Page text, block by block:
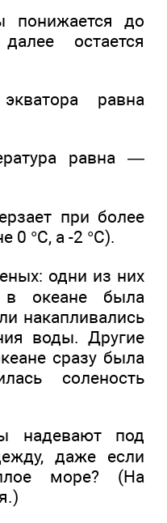
понижается до
остается
равна
равна —
при более
0 °С, а -2 °С).
одни из них
в океане была
накапливались
воды. Другие
сразу была
соленость
надевают под
даже если
море? (На